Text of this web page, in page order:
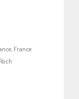
France